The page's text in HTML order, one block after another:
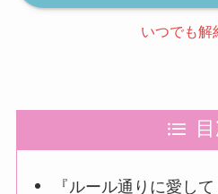
いつでも解
『ルール通りに愛し